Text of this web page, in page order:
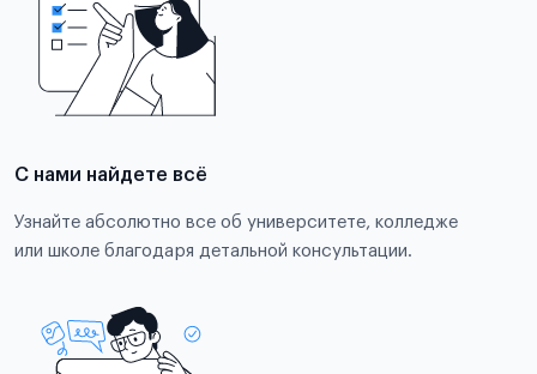
С нами найдете всё
Узнайте абсолютно все об университете, колледже
или школе благодаря детальной консультации.